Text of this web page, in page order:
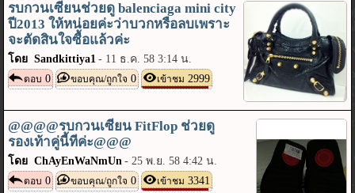
รบกวนเซียนช่วยดู balenciaga mini city
ปี2013 ให้หน่อยค่ะว่าบวกหรือลบเพราะ
จะตัดสินใจซื้อแล้วค่ะ
โดย Sandkittiya1 - 11 ธ.ค. 58 3:14 น.
ตอบ 0 ขอบคุณ/ถูกใจ 0 เข้าชม 2999
@@@@รบกวนเซียน FitFlop ช่วยดู
รองเท้าคู่นี้ทีค่ะ@@@
โดย ChAyEnWaNmUn - 25 พ.ย. 58 4:42 น.
ตอบ 0 ขอบคุณ/ถูกใจ 0 เข้าชม 3341